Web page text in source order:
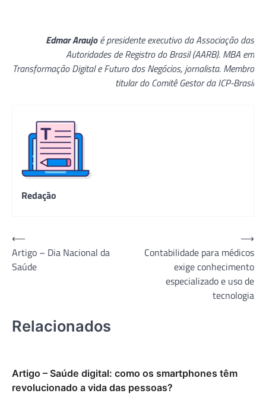
Edmar Araujoé presidente executivo da Associação das
Autoridades de Registro do Brasil (AARB). MBA em
Transformação Digital e Futuro dos Negócios, jornalista. Membro
titular do Comitê Gestor da ICP-Brasil
Redação
Navegação
de
Post
⟵
Artigo – Dia Nacional da
Saúde
Contabilidade para médicos
exige conhecimento
especializado e uso de
tecnologia
⟶
Relacionados
Artigo – Saúde digital: como os smartphones têm
revolucionado a vida das pessoas?